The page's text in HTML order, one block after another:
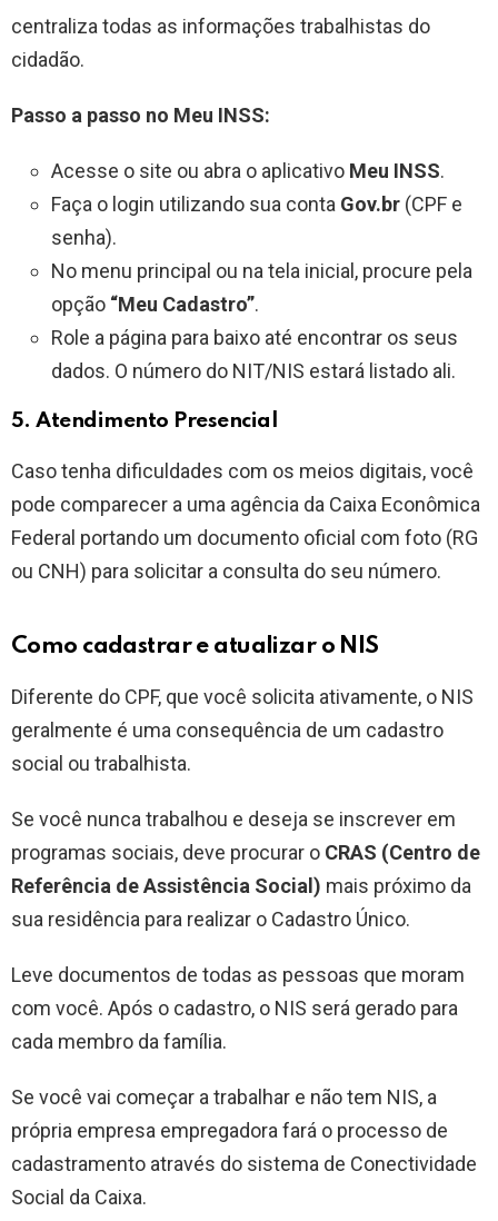
centraliza todas as informações trabalhistas do
cidadão.
Passo a passo no Meu INSS:
Acesse o site ou abra o aplicativo Meu INSS.
Faça o login utilizando sua conta Gov.br (CPF e
senha).
No menu principal ou na tela inicial, procure pela
opção “Meu Cadastro”.
Role a página para baixo até encontrar os seus
dados. O número do NIT/NIS estará listado ali.
5. Atendimento Presencial
Caso tenha dificuldades com os meios digitais, você
pode comparecer a uma agência da Caixa Econômica
Federal portando um documento oficial com foto (RG
ou CNH) para solicitar a consulta do seu número.
Como cadastrar e atualizar o NIS
Diferente do CPF, que você solicita ativamente, o NIS
geralmente é uma consequência de um cadastro
social ou trabalhista.
Se você nunca trabalhou e deseja se inscrever em
programas sociais, deve procurar o CRAS (Centro de
Referência de Assistência Social) mais próximo da
sua residência para realizar o Cadastro Único.
Leve documentos de todas as pessoas que moram
com você. Após o cadastro, o NIS será gerado para
cada membro da família.
Se você vai começar a trabalhar e não tem NIS, a
própria empresa empregadora fará o processo de
cadastramento através do sistema de Conectividade
Social da Caixa.